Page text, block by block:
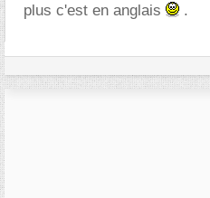
plus c'est en anglais
.